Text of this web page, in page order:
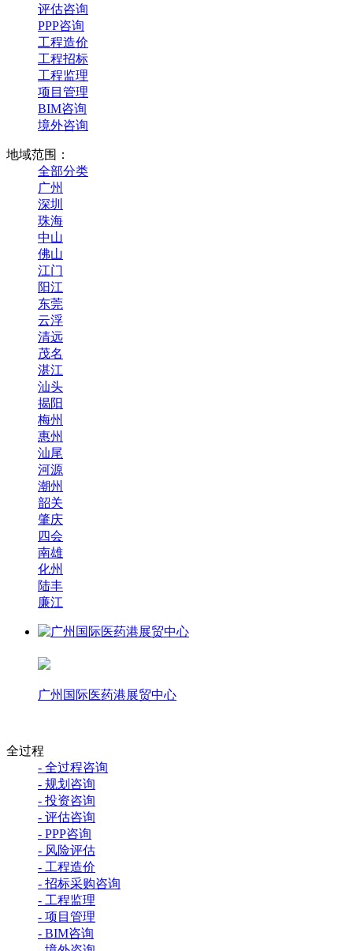
评估咨询
PPP咨询
工程造价
工程招标
工程监理
项目管理
BIM咨询
境外咨询
地域范围：
全部分类
广州
深圳
珠海
中山
佛山
江门
阳江
东莞
云浮
清远
茂名
湛江
汕头
揭阳
梅州
惠州
汕尾
河源
潮州
韶关
肇庆
四会
南雄
化州
陆丰
廉江
广州国际医药港展贸中心
全过程
- 全过程咨询
- 规划咨询
- 投资咨询
- 评估咨询
- PPP咨询
- 风险评估
- 工程造价
- 招标采购咨询
- 工程监理
- 项目管理
- BIM咨询